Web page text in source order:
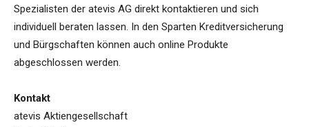
Spezialisten der atevis AG direkt kontaktieren und sich
individuell beraten lassen. In den Sparten Kreditversicherung
und Bürgschaften können auch online Produkte
abgeschlossen werden.
Kontakt
atevis Aktiengesellschaft